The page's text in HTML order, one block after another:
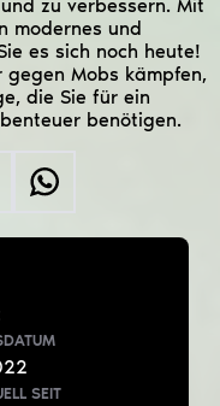
zu verbessern. Mit
modernes und
es sich noch heute!
gegen Mobs kämpfen,
die Sie für ein
benötigen.
SEIT